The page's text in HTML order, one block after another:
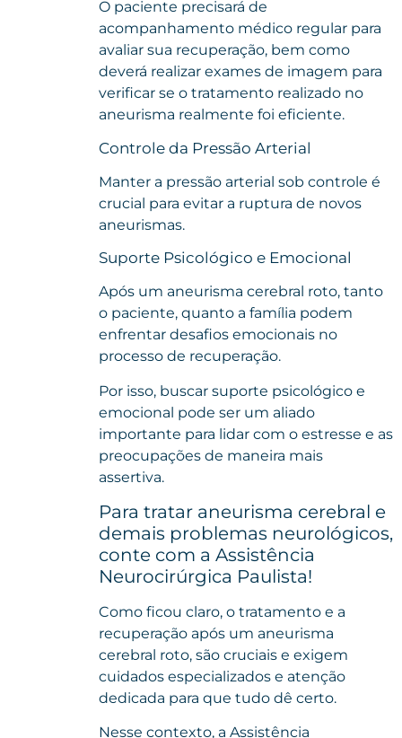
O paciente precisará de
acompanhamento médico regular para
avaliar sua recuperação, bem como
deverá realizar exames de imagem para
verificar se o tratamento realizado no
aneurisma realmente foi eficiente.
Controle da Pressão Arterial
Manter a pressão arterial sob controle é
crucial para evitar a ruptura de novos
aneurismas.
Suporte Psicológico e Emocional
Após um aneurisma cerebral roto, tanto
o paciente, quanto a família podem
enfrentar desafios emocionais no
processo de recuperação.
Por isso, buscar suporte psicológico e
emocional pode ser um aliado
importante para lidar com o estresse e as
preocupações de maneira mais
assertiva.
Para tratar aneurisma cerebral e
demais problemas neurológicos,
conte com a Assistência
Neurocirúrgica Paulista!
Como ficou claro, o tratamento e a
recuperação após um aneurisma
cerebral roto, são cruciais e exigem
cuidados especializados e atenção
dedicada para que tudo dê certo.
Nesse contexto, a Assistência